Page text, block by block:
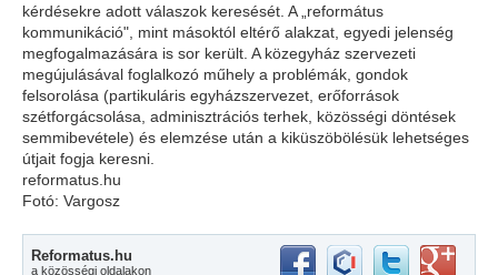
kérdésekre adott válaszok keresését. A „református
kommunikáció", mint másoktól eltérő alakzat, egyedi jelenség
megfogalmazására is sor került. A közegyház szervezeti
megújulásával foglalkozó műhely a problémák, gondok
felsorolása (partikuláris egyházszervezet, erőforrások
szétforgácsolása, adminisztrációs terhek, közösségi döntések
semmibevétele) és elemzése után a kiküszöbölésük lehetséges
útjait fogja keresni.
reformatus.hu
Fotó: Vargosz
Reformatus.hu
a közösségi oldalakon